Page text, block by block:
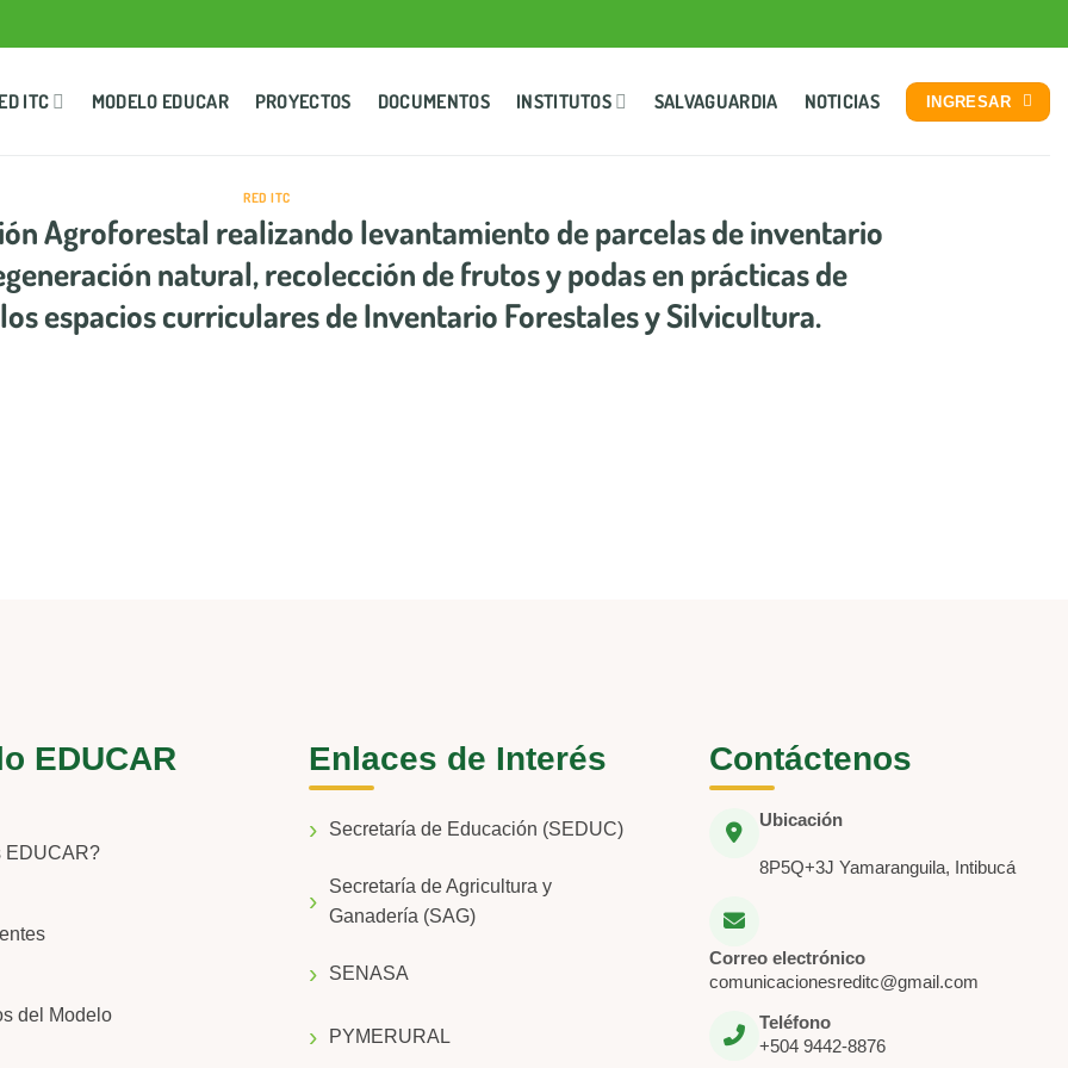
ITC MODELO EDUCAR PROYECTOS DOCUMENTOS INSTITUTOS SALVAGUARDIA NOTICIAS INGRESAR
RED ITC
Agroforestal realizando levantamiento de parcelas de inventario
natural, recolección de frutos y podas en prácticas de
espacios curriculares de Inventario Forestales y Silvicultura.
EDUCAR
EDUCAR?
del Modelo
Enlaces de Interés
Secretaría de Educación (SEDUC)
Secretaría de Agricultura y
Ganadería (SAG)
SENASA
PYMERURAL
Contáctenos
Ubicación
8P5Q+3J Yamaranguila, Intibucá
Correo electrónico
comunicacionesreditc@gmail.com
Teléfono
+504 9442-8876